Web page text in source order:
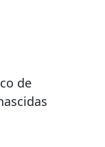
de